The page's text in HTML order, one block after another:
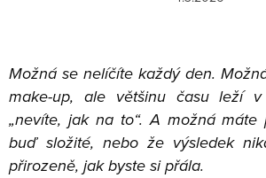
Možná se nelíčíte každý den.
make-up, ale většinu času leží
„nevíte, jak na to“. A možná
buď složité, nebo že výsledek
přirozeně, jak byste si přála.